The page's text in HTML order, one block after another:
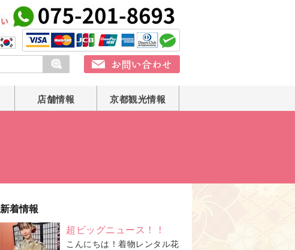
店舗情報 京都観光情報
新着情報
超ビッグニュース！！
こんにちは！着物レンタル花